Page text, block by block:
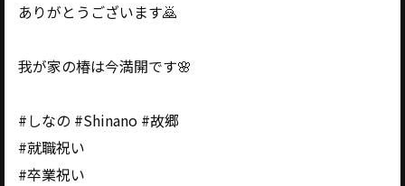
ありがとうございます🙇
我が家の椿は今満開です🌸
#しなの #Shinano #故郷
#就職祝い
#卒業祝い